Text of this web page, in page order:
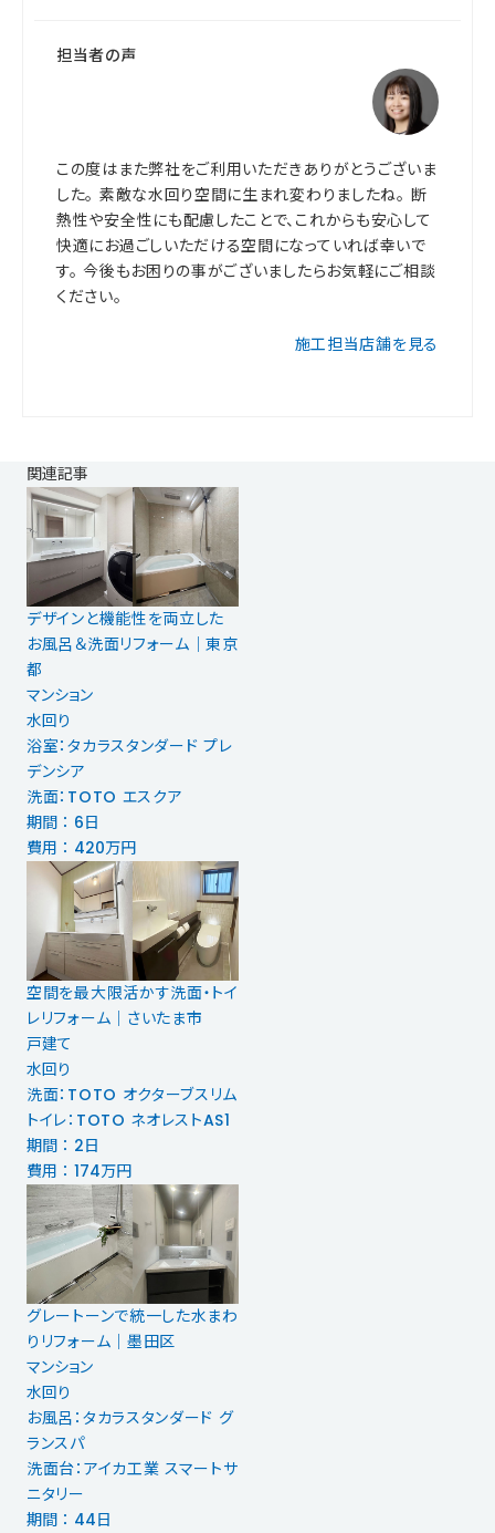
担当者の声
この度はまた弊社をご利用いただきありがとうございま
した。 素敵な水回り空間に生まれ変わりましたね。 断
熱性や安全性にも配慮したことで、これからも安心して
快適にお過ごしいただける空間になっていれば幸いで
す。 今後もお困りの事がございましたらお気軽にご相談
ください。
施工担当店舗を見る
関連記事
デザインと機能性を両立した
お風呂＆洗面リフォーム｜東京
都
マンション
水回り
浴室：タカラスタンダード プレ
デンシア
洗面：TOTO エスクア
期間 ： 6日
費用 ： 420万円
空間を最大限活かす洗面・トイ
レリフォーム｜さいたま市
戸建て
水回り
洗面：TOTO オクターブスリム
トイレ：TOTO ネオレストAS1
期間 ： 2日
費用 ： 174万円
グレートーンで統一した水まわ
りリフォーム｜墨田区
マンション
水回り
お風呂：タカラスタンダード グ
ランスパ
洗面台：アイカ工業 スマートサ
ニタリー
期間 ： 44日